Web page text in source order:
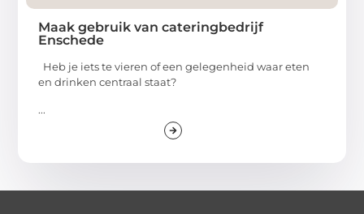
Maak gebruik van cateringbedrijf
Enschede
Heb je iets te vieren of een gelegenheid waar eten
en drinken centraal staat?
...